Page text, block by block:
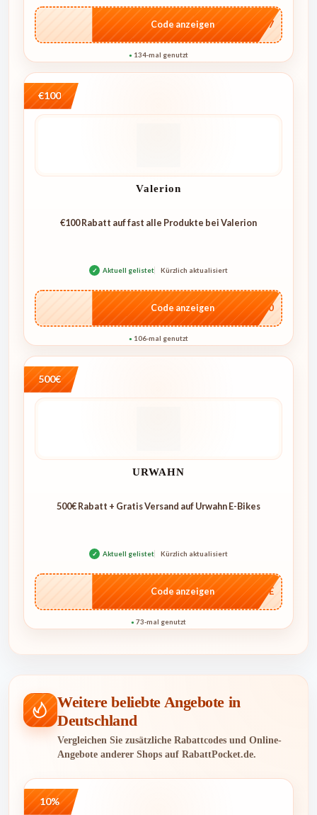
…E07
Code anzeigen
● 134-mal genutzt
€100
Valerion
€100 Rabatt auf fast alle Produkte bei Valerion
✓ Aktuell gelistet Kürzlich aktualisiert
…L100
Code anzeigen
● 106-mal genutzt
500€
URWAHN
500€ Rabatt + Gratis Versand auf Urwahn E-Bikes
✓ Aktuell gelistet Kürzlich aktualisiert
…CASE
Code anzeigen
● 73-mal genutzt
Weitere beliebte Angebote in
Deutschland
Vergleichen Sie zusätzliche Rabattcodes und Online-
Angebote anderer Shops auf RabattPocket.de.
10%